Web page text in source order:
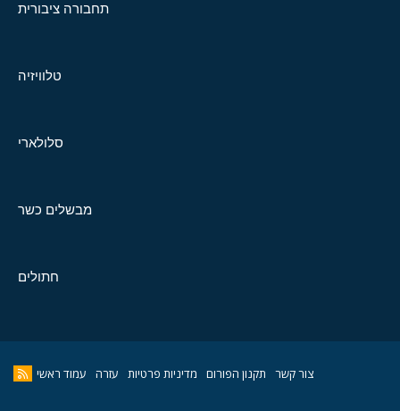
תחבורה ציבורית
טלוויזיה
סלולארי
מבשלים כשר
חתולים
צור קשר תקנון הפורום מדיניות פרטיות עזרה עמוד ראשי